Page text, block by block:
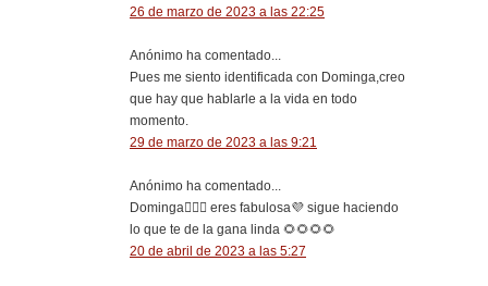
26 de marzo de 2023 a las 22:25
Anónimo ha comentado...
Pues me siento identificada con Dominga,creo
que hay que hablarle a la vida en todo
momento.
29 de marzo de 2023 a las 9:21
Anónimo ha comentado...
Dominga🙋🏻‍♀️ eres fabulosa💜 sigue haciendo
lo que te de la gana linda 🌻🌻🌻🌻
20 de abril de 2023 a las 5:27